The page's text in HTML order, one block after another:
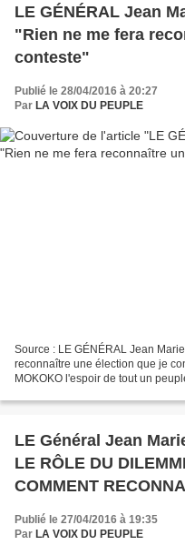
LE GÉNÉRAL Jean
"Rien ne me fera
conteste"
Publié le 28/04/2016 à 20:27
Par LA VOIX DU PEUPLE
Source : LE GÉNÉRAL Jean
reconnaître une élection que je
MOKOKO l'espoir de tout un
LE Général Jean Marie Michel
LE RÔLE DU
COMMENT
Publié le 27/04/2016 à 19:35
Par LA VOIX DU PEUPLE